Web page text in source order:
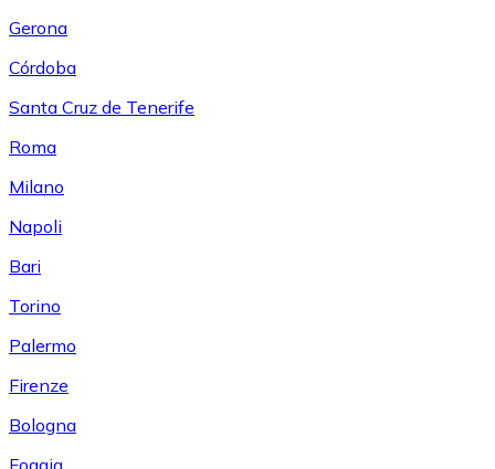
Gerona
Córdoba
Santa Cruz de Tenerife
Roma
Milano
Napoli
Bari
Torino
Palermo
Firenze
Bologna
Foggia